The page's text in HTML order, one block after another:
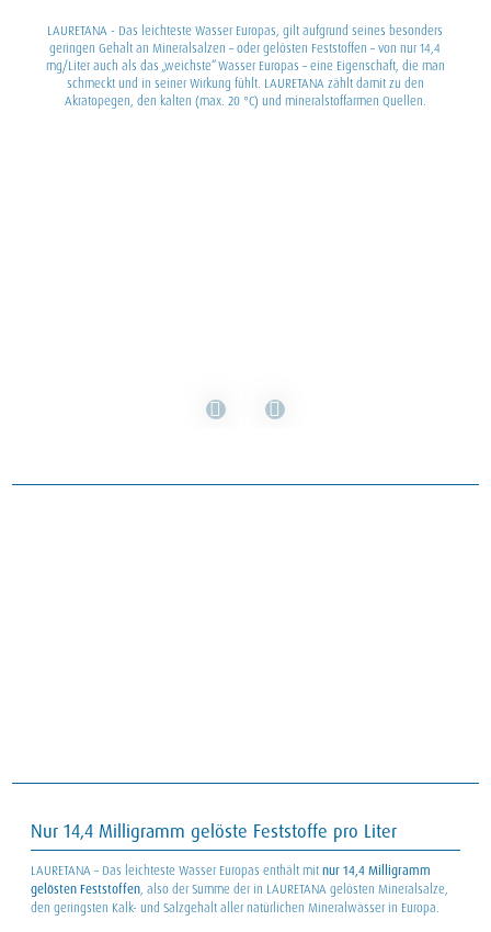
LAURETANA - Das leichteste Wasser Europas, gilt aufgrund seines besonders
geringen Gehalt an Mineralsalzen – oder gelösten Feststoffen – von nur 14,4
mg/Liter auch als das „weichste“ Wasser Europas – eine Eigenschaft, die man
schmeckt und in seiner Wirkung fühlt. LAURETANA zählt damit zu den
Akratopegen, den kalten (max. 20 °C) und mineralstoffarmen Quellen.
Nur 14,4 Milligramm gelöste Feststoffe pro Liter
LAURETANA – Das leichteste Wasser Europas enthält mitnur 14,4 Milligramm
gelösten Feststoffen, also der Summe der in LAURETANA gelösten Mineralsalze,
den geringsten Kalk- und Salzgehalt aller natürlichen Mineralwässer in Europa.